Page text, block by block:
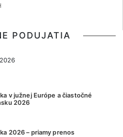
PODUJATIA
v južnej Európe a čiastočné
2026
2026 – priamy prenos